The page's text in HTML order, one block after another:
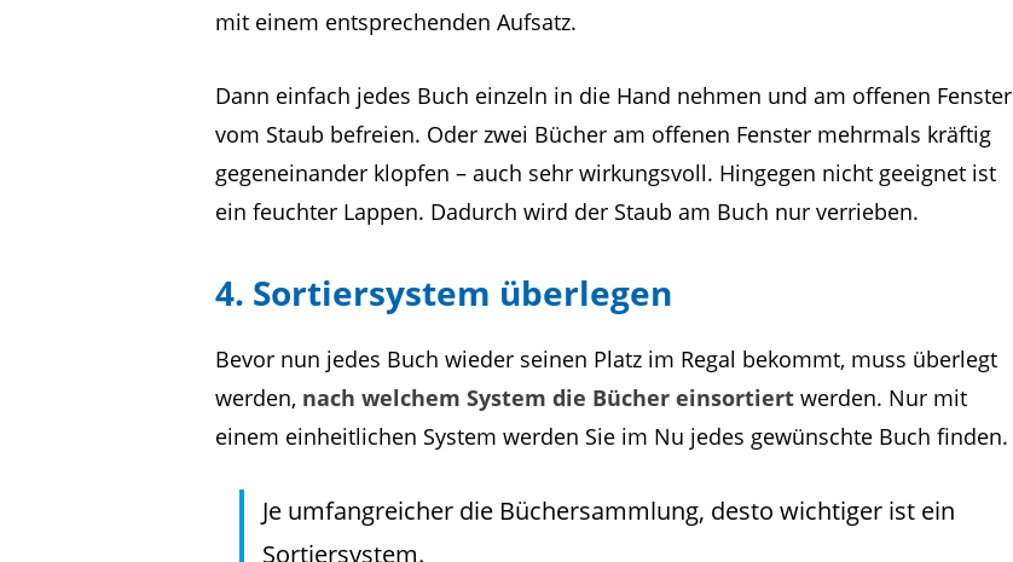
mit einem entsprechenden Aufsatz.
Dann einfach jedes Buch einzeln in die Hand nehmen und am offenen Fenster
vom Staub befreien. Oder zwei Bücher am offenen Fenster mehrmals kräftig
gegeneinander klopfen – auch sehr wirkungsvoll. Hingegen nicht geeignet ist
ein feuchter Lappen. Dadurch wird der Staub am Buch nur verrieben.
4. Sortiersystem überlegen
Bevor nun jedes Buch wieder seinen Platz im Regal bekommt, muss überlegt
werden, nach welchem System die Bücher einsortiert werden. Nur mit
einem einheitlichen System werden Sie im Nu jedes gewünschte Buch finden.
Je umfangreicher die Büchersammlung, desto wichtiger ist ein
Sortiersystem.